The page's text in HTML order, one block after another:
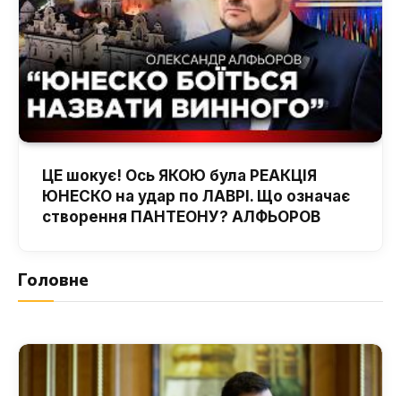
ЦЕ шокує! Ось ЯКОЮ була РЕАКЦІЯ
ЮНЕСКО на удар по ЛАВРІ. Що означає
створення ПАНТЕОНУ? АЛФЬОРОВ
Головне